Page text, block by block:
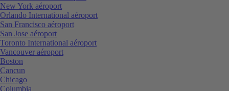
New York aéroport
Orlando International aéroport
San Francisco aéroport
San Jose aéroport
Toronto International aéroport
Vancouver aéroport
Boston
Cancun
Chicago
Columbia